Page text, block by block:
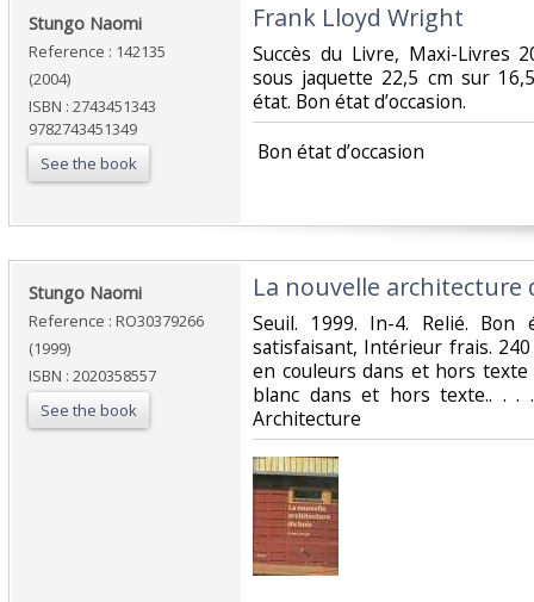
‎Stungo Naomi‎
Reference : 142135
(2004)
ISBN : 2743451343
9782743451349
See the book
‎Frank Lloyd Wright‎
‎Succès du Livre, Maxi-Livres
sous jaquette 22,5 cm sur
état. Bon état d’occasion.‎
‎ Bon état d’occasion ‎
‎Stungo Naomi‎
Reference : RO30379266
(1999)
ISBN : 2020358557
See the book
‎La nouvelle architecture
‎Seuil. 1999. In-4. Relié. Bon
satisfaisant, Intérieur frais.
en couleurs dans et hors
blanc dans et hors texte.. . .
Architecture‎